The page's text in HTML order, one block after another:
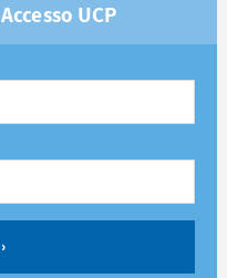
Accesso UCP